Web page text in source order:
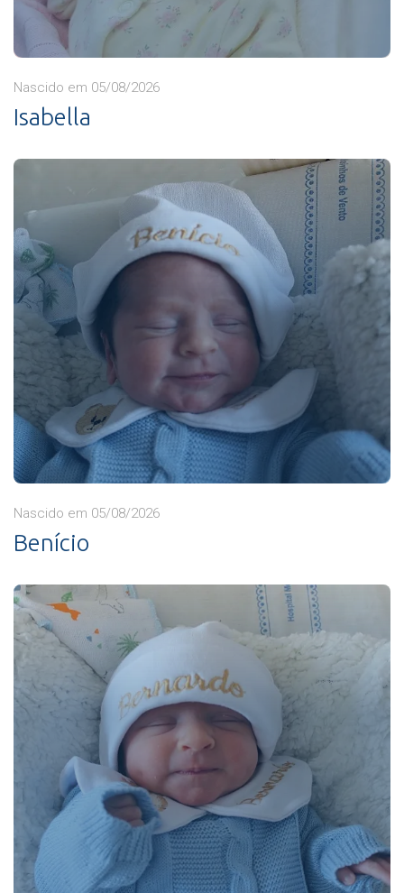
Nascido em 05/08/2026
Isabella
Nascido em 05/08/2026
Benício